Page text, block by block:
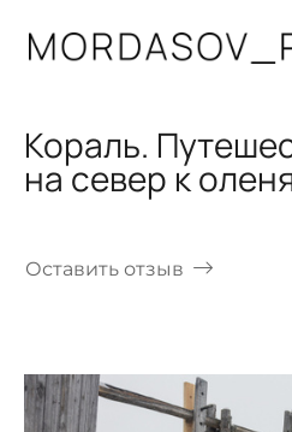
Кораль.
на север к
Оставить отзыв